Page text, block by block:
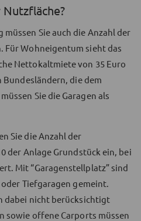
Sie auch die Anzahl der
Für Wohneigentum sieht das
Nettokaltmiete von 35 Euro
die dem
Sie die Garagen als
Sie die Anzahl der
der Anlage Grundstück ein, bei
Mit “Garagenstellplatz” sind
Tiefgaragen gemeint.
dabei nicht berücksichtigt
sowie offene Carports müssen